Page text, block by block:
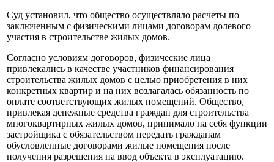
Суд установил, что общество осуществляло расчеты по
заключенным с физическими лицами договорам долевого
участия в строительстве жилых домов.
Согласно условиям договоров, физические лица
привлекались в качестве участников финансирования
строительства жилых домов с целью приобретения в них
конкретных квартир и на них возлагалась обязанность по
оплате соответствующих жилых помещений. Общество,
привлекая денежные средства граждан для строительства
многоквартирных жилых домов, принимало на себя функции
застройщика с обязательством передать гражданам
обусловленные договорами жилые помещения после
получения разрешения на ввод объекта в эксплуатацию.